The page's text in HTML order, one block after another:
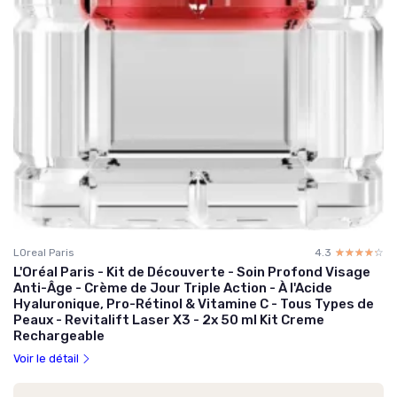
LOreal Paris 4.3 ☆☆☆☆☆
★★★★★
L'Oréal Paris - Kit de Découverte - Soin Profond Visage
Anti-Âge - Crème de Jour Triple Action - À l'Acide
Hyaluronique, Pro-Rétinol & Vitamine C - Tous Types de
Peaux - Revitalift Laser X3 - 2x 50 ml Kit Creme
Rechargeable
Voir le détail